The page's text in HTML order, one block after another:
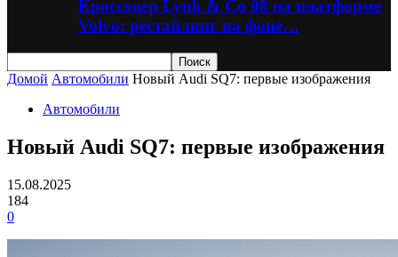
Кроссовер Lynk & Co 08 на платформе
Volvo: рестайлинг на фоне…
Домой Автомобили Новый Audi SQ7: первые изображения
Автомобили
Новый Audi SQ7: первые изображения
15.08.2025
184
0